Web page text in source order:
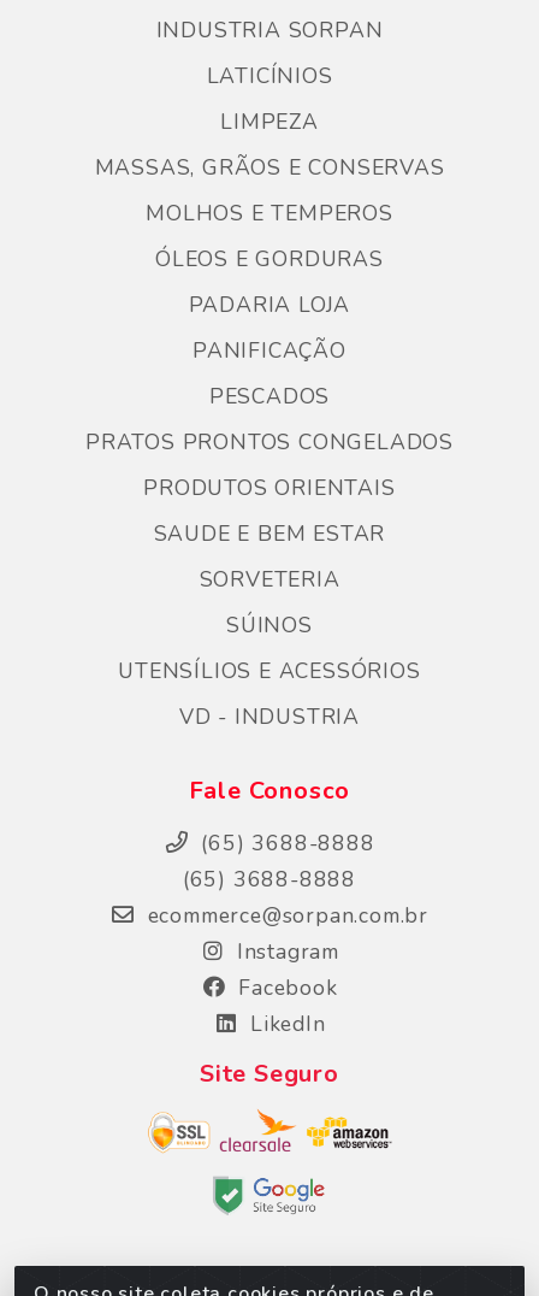
INDUSTRIA SORPAN
LATICÍNIOS
LIMPEZA
MASSAS, GRÃOS E CONSERVAS
MOLHOS E TEMPEROS
ÓLEOS E GORDURAS
PADARIA LOJA
PANIFICAÇÃO
PESCADOS
PRATOS PRONTOS CONGELADOS
PRODUTOS ORIENTAIS
SAUDE E BEM ESTAR
SORVETERIA
SÚINOS
UTENSÍLIOS E ACESSÓRIOS
VD - INDUSTRIA
Fale Conosco
(65) 3688-8888
(65) 3688-8888
ecommerce@sorpan.com.br
Instagram
Facebook
LikedIn
Site Seguro